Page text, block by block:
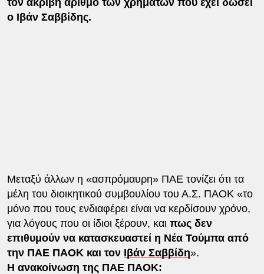
ο Ιβάν Σαββίδης.
Μεταξύ άλλων η «ασπρόμαυρη» ΠΑΕ τονίζει ότι τα
μέλη του διοικητικού συμβουλίου του Α.Σ. ΠΑΟΚ «το
μόνο που τους ενδιαφέρει είναι να κερδίσουν χρόνο,
για λόγους που οι ίδιοι ξέρουν, και πως δεν
επιθυμούν να κατασκευαστεί η Νέα Τούμπα από
την ΠΑΕ ΠΑΟΚ και τον Ιβάν Σαββίδη».
Η ανακοίνωση της ΠΑΕ ΠΑΟΚ: